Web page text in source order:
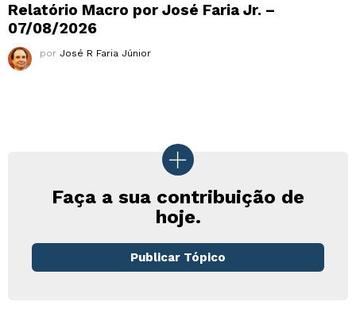
Relatório Macro por José Faria Jr. –
07/08/2026
por José R Faria Júnior
Faça a sua contribuição de
hoje.
Publicar Tópico